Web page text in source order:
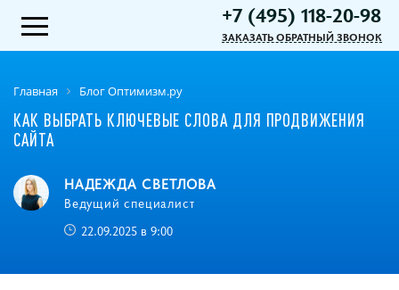
+7 (495) 118-20-98
ЗАКАЗАТЬ ОБРАТНЫЙ ЗВОНОК
Главная Блог Оптимизм.ру
КАК ВЫБРАТЬ КЛЮЧЕВЫЕ СЛОВА ДЛЯ ПРОДВИЖЕНИЯ
САЙТА
НАДЕЖДА СВЕТЛОВА
Ведущий специалист
22.09.2025 в 9:00